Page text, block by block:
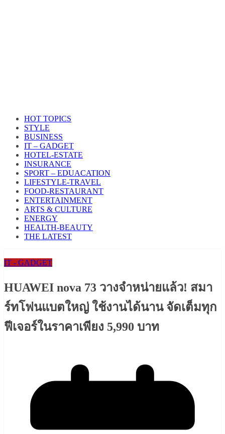
HOT TOPICS
STYLE
BUSINESS
IT – GADGET
HOTEL-ESTATE
INSURANCE
SPORT – EDUACATION
LIFESTYLE​-TRAVEL​
FOOD-RESTAURANT
ENTERTAINMENT
ARTS & CULTURE
ENERGY
HEALTH​-BEAUTY
THE LATEST
IT - GADGET
HUAWEI nova 73 วางจำหน่ายแล้ว! สมา
ร์ทโฟนแบตใหญ่ ใช้งานได้นาน จัดเต็มทุก
ฟีเจอร์ในราคาเพียง 5,990 บาท